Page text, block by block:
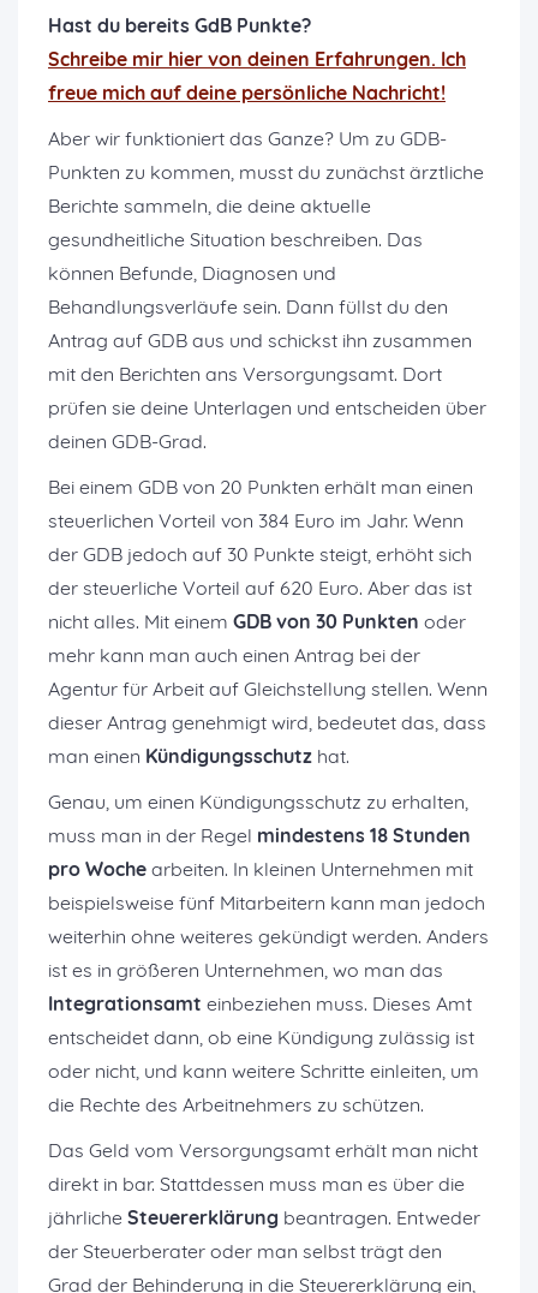
Hast du bereits GdB Punkte?
Schreibe mir hier von deinen Erfahrungen. Ich
freue mich auf deine persönliche Nachricht!
Aber wir funktioniert das Ganze? Um zu GDB-
Punkten zu kommen, musst du zunächst ärztliche
Berichte sammeln, die deine aktuelle
gesundheitliche Situation beschreiben. Das
können Befunde, Diagnosen und
Behandlungsverläufe sein. Dann füllst du den
Antrag auf GDB aus und schickst ihn zusammen
mit den Berichten ans Versorgungsamt. Dort
prüfen sie deine Unterlagen und entscheiden über
deinen GDB-Grad.
Bei einem GDB von 20 Punkten erhält man einen
steuerlichen Vorteil von 384 Euro im Jahr. Wenn
der GDB jedoch auf 30 Punkte steigt, erhöht sich
der steuerliche Vorteil auf 620 Euro. Aber das ist
nicht alles. Mit einem GDB von 30 Punkten oder
mehr kann man auch einen Antrag bei der
Agentur für Arbeit auf Gleichstellung stellen. Wenn
dieser Antrag genehmigt wird, bedeutet das, dass
man einen Kündigungsschutz hat.
Genau, um einen Kündigungsschutz zu erhalten,
muss man in der Regel mindestens 18 Stunden
pro Woche arbeiten. In kleinen Unternehmen mit
beispielsweise fünf Mitarbeitern kann man jedoch
weiterhin ohne weiteres gekündigt werden. Anders
ist es in größeren Unternehmen, wo man das
Integrationsamt einbeziehen muss. Dieses Amt
entscheidet dann, ob eine Kündigung zulässig ist
oder nicht, und kann weitere Schritte einleiten, um
die Rechte des Arbeitnehmers zu schützen.
Das Geld vom Versorgungsamt erhält man nicht
direkt in bar. Stattdessen muss man es über die
jährliche Steuererklärung beantragen. Entweder
der Steuerberater oder man selbst trägt den
Grad der Behinderung in die Steuererklärung ein,